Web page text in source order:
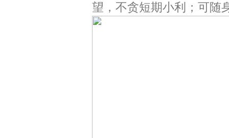
望，不贪短期小利；可随